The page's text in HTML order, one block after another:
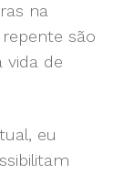
na
são
vida de
eu